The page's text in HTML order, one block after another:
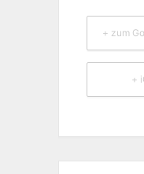
+ zum
+